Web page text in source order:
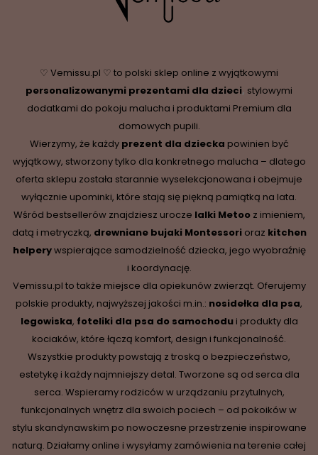
♡ Vemissu.pl ♡ to polski sklep online z wyjątkowymi
personalizowanymi prezentami dla dzieci, stylowymi
dodatkami do pokoju malucha i produktami Premium dla
domowych pupili.
Wierzymy, że każdy prezent dla dziecka powinien być
wyjątkowy, stworzony tylko dla konkretnego malucha – dlatego
oferta sklepu została starannie wyselekcjonowana i obejmuje
wyłącznie upominki, które stają się piękną pamiątką na lata.
Wśród bestsellerów znajdziesz urocze lalki Metoo z imieniem,
datą i metryczką, drewniane bujaki Montessorioraz kitchen
helperywspierające samodzielność dziecka, jego wyobraźnię
i koordynację.
Vemissu.pl to także miejsce dla opiekunów zwierząt. Oferujemy
polskie produkty, najwyższej jakości m.in.: nosidełka dla psa,
legowiska, foteliki dla psa do samochodui produkty dla
kociaków, które łączą komfort, design i funkcjonalność.
Wszystkie produkty powstają z troską o bezpieczeństwo,
estetykę i każdy najmniejszy detal. Tworzone są od serca dla
serca. Wspieramy rodziców w urządzaniu przytulnych,
funkcjonalnych wnętrz dla swoich pociech – od pokoików w
stylu skandynawskim po nowoczesne przestrzenie inspirowane
naturą. Działamy online i wysyłamy zamówienia na terenie całej